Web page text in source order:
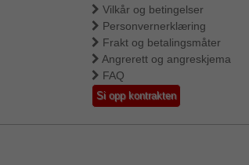
Vilkår og betingelser
Personvernerklæring
Frakt og betalingsmåter
Angrerett og angreskjema
FAQ
Si opp kontrakten